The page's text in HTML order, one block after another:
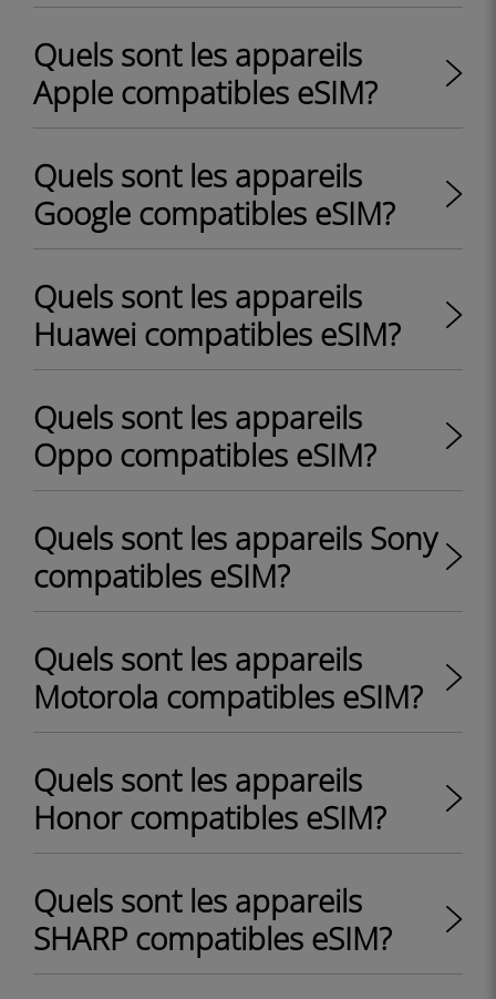
Quels sont les appareils
Apple compatibles eSIM?
Quels sont les appareils
Google compatibles eSIM?
Quels sont les appareils
Huawei compatibles eSIM?
Quels sont les appareils
Oppo compatibles eSIM?
Quels sont les appareils Sony
compatibles eSIM?
Quels sont les appareils
Motorola compatibles eSIM?
Quels sont les appareils
Honor compatibles eSIM?
Quels sont les appareils
SHARP compatibles eSIM?